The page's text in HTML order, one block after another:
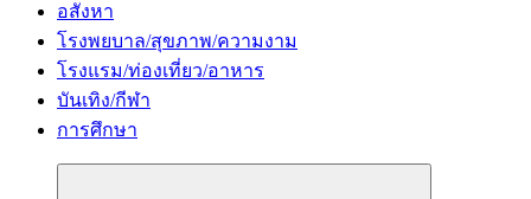
อสังหา
โรงพยบาล/สุขภาพ/ความงาม
โรงแรม/ท่องเที่ยว/อาหาร
บันเทิง/กีฬา
การศึกษา